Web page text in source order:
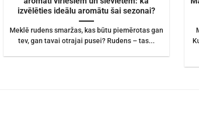
izvēlēties ideālu aromātu šai sezonai?
Meklē rudens smaržas, kas būtu piemērotas gan
tev, gan tavai otrajai pusei? Rudens – tas...